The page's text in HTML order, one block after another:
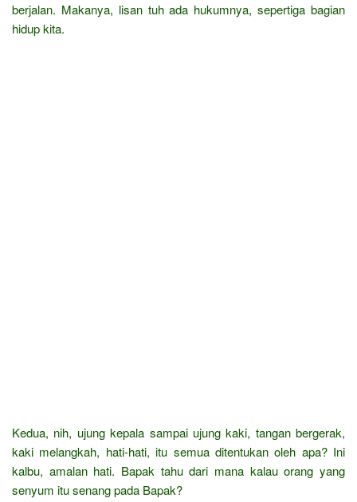
berjalan. Makanya, lisan tuh ada hukumnya, sepertiga bagian
hidup kita.
Kedua, nih, ujung kepala sampai ujung kaki, tangan bergerak,
kaki melangkah, hati-hati, itu semua ditentukan oleh apa? Ini
kalbu, amalan hati. Bapak tahu dari mana kalau orang yang
senyum itu senang pada Bapak?